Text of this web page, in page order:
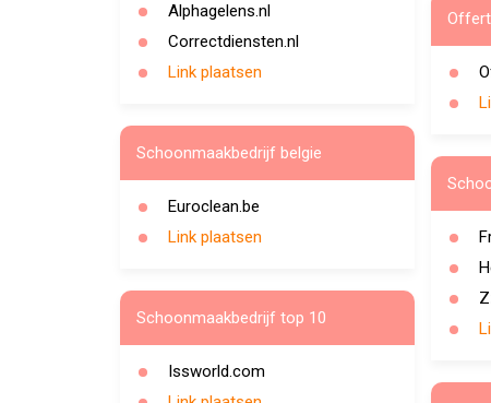
Alphagelens.nl
Correctdiensten.nl
Link plaatsen
Schoonmaakbedrijf belgie
Euroclean.be
Link plaatsen
Schoonmaakbedrijf top 10
Issworld.com